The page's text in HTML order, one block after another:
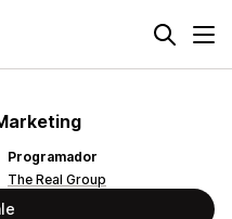
Programador
The Real Group